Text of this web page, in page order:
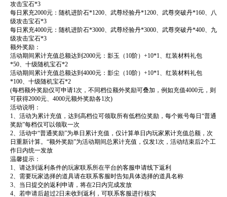
攻击宝石*3
每日累充2000元：随机进阶石*1200、武尊经验丹*1200、武尊突破丹*160、八
级攻击宝石*3
每日累充4000元：随机进阶石*3000、武尊经验丹*3000、武尊突破丹*400、九
级攻击宝石*3
额外奖励：
活动期间累计充值总额达到2000元：影玉（10阶）+10*1、红装材料礼包
*50、十级随机宝石*2
活动期间累计充值总额达到4000元：影尘（10阶）+10*1、红装材料礼包
*100、十级随机宝石*2
(每档额外奖励仅可申请1次，不同档位额外奖励可叠加，例如充值4000元，则
可获得2000元、4000元额外奖励各1次)
活动说明：
1、活动为累计充值，达到高档位可领取所有低档位奖励，每个账号每日“普通
奖励”每档仅可以领取一次
2、活动中“普通奖励”为单日累计充值，仅计算单日内玩家累计充值总额，次
日重新计算。“额外奖励”为活动期间总累计充值，仅发1次，活动结束后2个工
作日内统一发放
温馨提示：
1、请达到返利条件的玩家联系所在平台的客服申请线下返利
2、需要玩家选择的道具请在联系客服时告知具体选择的道具名称
3、当日提交的返利申请，将在2日内完成发放
4、若申请后超过2日未收到返利，可联系客服进行核实